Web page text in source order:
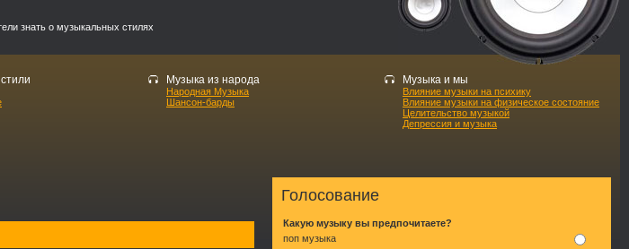
знать о музыкальных стилях
Музыка из народа
Народная Музыка
Шансон-барды
Музыка и мы
Влияние музыки на психику
Влияние музыки на физическое состояние
Целительство музыкой
Депрессия и музыка
Голосование
Какую музыку вы предпочитаете?
поп музыка